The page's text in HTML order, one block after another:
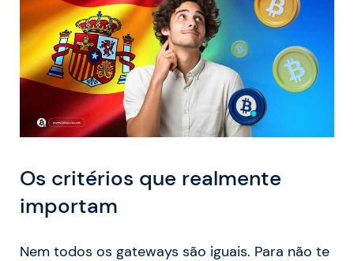
Os critérios que realmente
importam
Nem todos os gateways são iguais. Para não te